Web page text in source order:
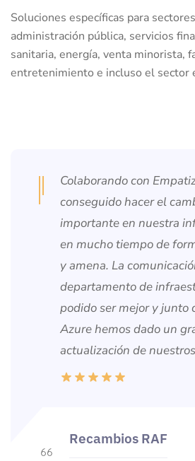
Soluciones específicas para
administración pública, servicios
sanitaria, energía, venta minorista,
entretenimiento e incluso el sector
Colaborando con
conseguido hacer el
importante en nuestra
en mucho tiempo de
y amena. La
departamento de
podido ser mejor y junto
Azure hemos dado un
actualización de
Recambios RAF